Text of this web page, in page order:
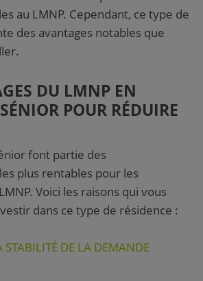
au LMNP. Cependant, ce type de
des avantages notables que
DU LMNP EN
POUR RÉDUIRE
font partie des
plus rentables pour les
Voici les raisons qui vous
dans ce type de résidence :
STABILITÉ DE LA DEMANDE